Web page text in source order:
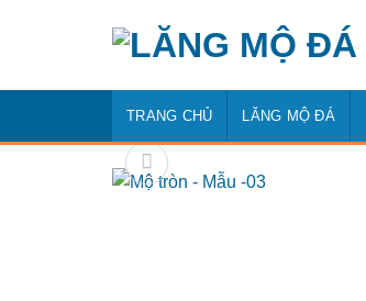
dung
TRANG CHỦ LĂNG MỘ ĐÁ